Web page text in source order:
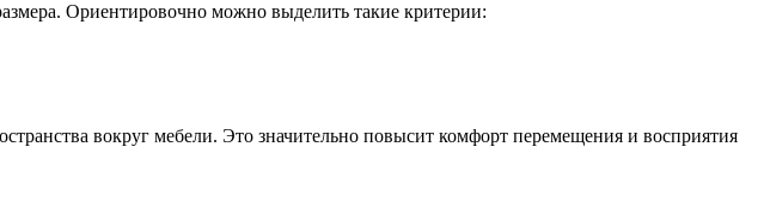
Ориентировочно можно выделить такие критерии:
вокруг мебели. Это значительно повысит комфорт перемещения и восприятия